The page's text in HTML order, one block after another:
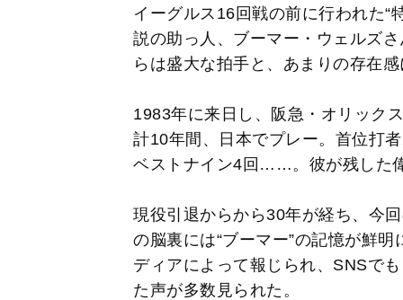
イーグルス16回戦の前に行われた“
説の助っ人、ブーマー・ウェルズ
らは盛大な拍手と、あまりの存在
1983年に来日し、阪急・オリック
計10年間、日本でプレー。首位打
ベストナイン4回……。彼が残した
現役引退からから30年が経ち、今
の脳裏には“ブーマー”の記憶が鮮
ディアによって報じられ、SNSで
た声が多数見られた。